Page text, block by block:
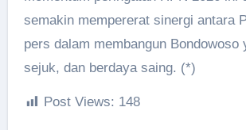
semakin mempererat sinergi antara
pers dalam membangun Bondowoso
sejuk, dan berdaya saing. (*)
Post Views: 148